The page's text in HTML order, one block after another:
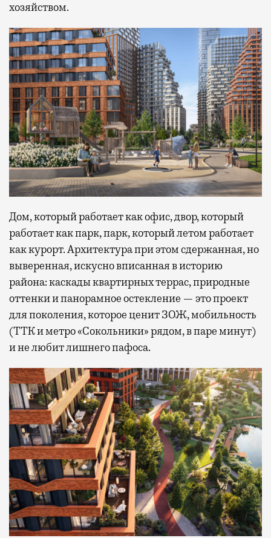
хозяйством.
Дом, который работает как офис, двор, который
работает как парк, парк, который летом работает
как курорт. Архитектура при этом сдержанная, но
выверенная, искусно вписанная в историю
района: каскады квартирных террас, природные
оттенки и панорамное остекление — это проект
для поколения, которое ценит ЗОЖ, мобильность
(ТТК и метро «Сокольники» рядом, в паре минут)
и не любит лишнего пафоса.